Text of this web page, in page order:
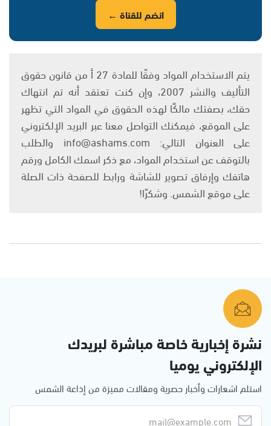
انضم للقناة ←
يتم الاستخدام المواد وفقًا للمادة 27 أ من قانون حقوق
التأليف والنشر 2007، وإن كنت تعتقد أنه تم انتهاك
حقك، بصفتك مالكًا لهذه الحقوق في المواد التي تظهر
على الموقع، فيمكنك التواصل معنا عبر البريد الإلكتروني
على العنوان التالي: info@ashams.com والطلب
بالتوقف عن استخدام المواد، مع ذكر اسمك الكامل ورقم
هاتفك وإرفاق تصوير للشاشة ورابط للصفحة ذات الصلة
على موقع الشمس. وشكرًا!
نشرة إخبارية خاصة مباشرة لبريدك
الإلكتروني يوميا
استلم اشعارات وأخبار حصرية ومقالات مميزة من إذاعة الشمس